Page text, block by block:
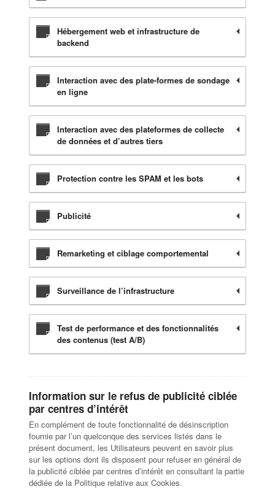
Hébergement web et infrastructure de
backend
Interaction avec des plate-formes de sondage
en ligne
Interaction avec des plateformes de collecte
de données et d’autres tiers
Protection contre les SPAM et les bots
Publicité
Remarketing et ciblage comportemental
Surveillance de l’infrastructure
Test de performance et des fonctionnalités
des contenus (test A/B)
Information sur le refus de publicité ciblée
par centres d’intérêt
En complément de toute fonctionnalité de désinscription
fournie par l’un quelconque des services listés dans le
présent document, les Utilisateurs peuvent en savoir plus
sur les options dont ils disposent pour refuser en général de
la publicité ciblée par centres d’intérêt en consultant la partie
dédiée de la Politique relative aux Cookies.